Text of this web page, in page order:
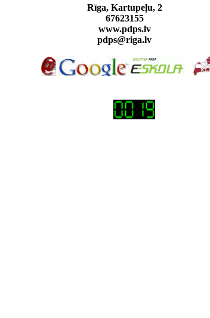
Rīga, Kartupeļu, 2
67623155
www.pdps.lv
pdps@riga.lv